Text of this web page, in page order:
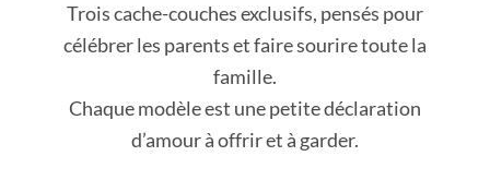
Trois cache-couches exclusifs, pensés pour
célébrer les parents et faire sourire toute la
famille.
Chaque modèle est une petite déclaration
d’amour à offrir et à garder.